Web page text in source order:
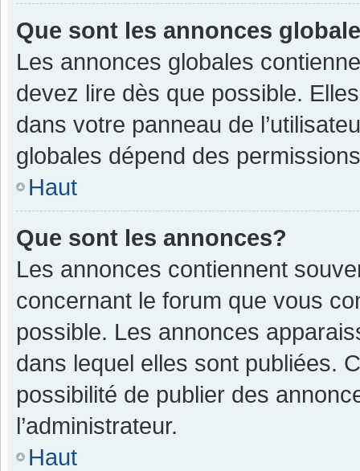
Que sont les annonces
Les annonces globales
devez lire dès que possible.
dans votre panneau de
globales dépend des
Haut
Que sont les annonces?
Les annonces contiennent
concernant le forum que vous
possible. Les annonces
dans lequel elles sont publiées.
possibilité de publier des
l’administrateur.
Haut